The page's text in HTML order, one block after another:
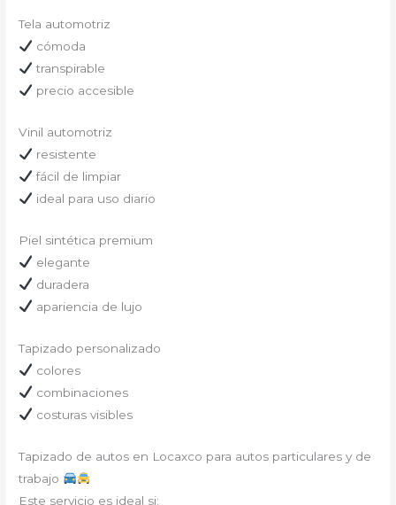
Tela automotriz
cómoda
transpirable
precio accesible
Vinil automotriz
resistente
fácil de limpiar
ideal para uso diario
Piel sintética premium
elegante
duradera
apariencia de lujo
Tapizado personalizado
colores
combinaciones
costuras visibles
Tapizado de autos en Locaxco para autos particulares y de
trabajo
Este servicio es ideal si: